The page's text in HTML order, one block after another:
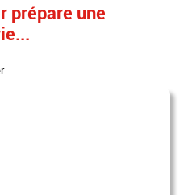
prépare une